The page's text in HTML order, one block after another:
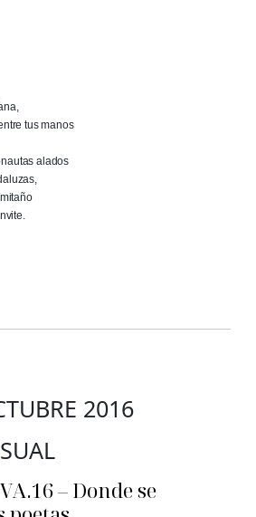
tus manos
alados
2016
– Donde se